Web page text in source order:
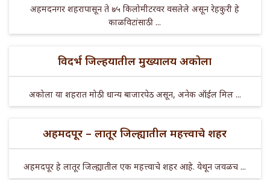
अहमदनगर शहरापासून ते ७५ किलोमीटरवर वसलेले असून रेहकुरी हे
काळविटांसाठी ...
विदर्भ जिल्हयातील मुख्यालय अकोला
अकोला या शहरात मोठी धान्य बाजारपेठ असून, अनेक ऑईल मिल ...
अहमदपूर – लातूर जिल्ह्यातील महत्त्वाचे शहर
अहमदपूर हे लातूर जिल्ह्यातील एक महत्त्वाचे शहर आहे. येथून जवळच ...